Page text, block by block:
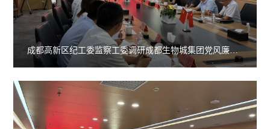
成都高新区纪工委监察工委调研成都生物城集团党风廉政
建设工作